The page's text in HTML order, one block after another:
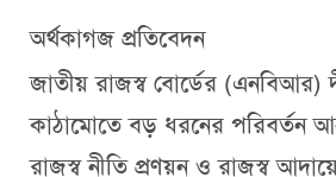
অর্থকাগজ প্রতিবেদন
জাতীয় রাজস্ব বোর্ডের (এনবিআর)
কাঠামোতে বড় ধরনের পরিবর্তন
রাজস্ব নীতি প্রণয়ন ও রাজস্ব